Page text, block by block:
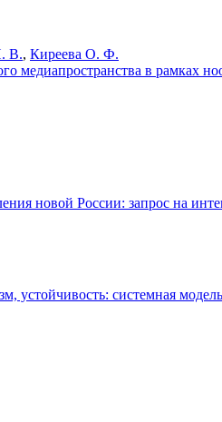
В., Киреева О. Ф.
медиапространства в рамках
новой России: запрос на
устойчивость: системная